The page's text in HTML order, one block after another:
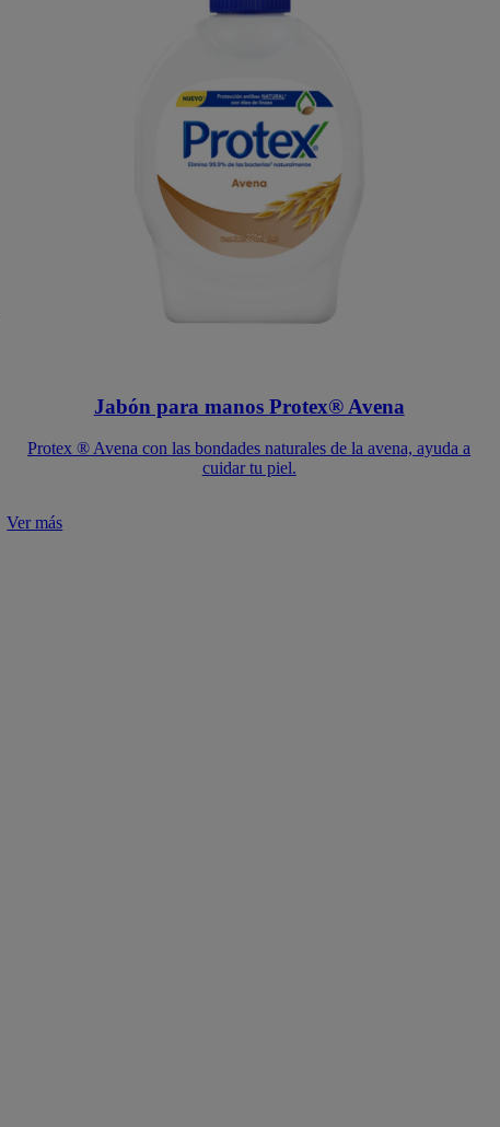
Jabón para manos Protex® Avena
Protex ® Avena con las bondades naturales de la avena, ayuda a
cuidar tu piel.
Ver más